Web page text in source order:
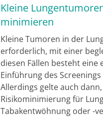
Kleine
minimieren
Kleine Tumoren in der
erforderlich, mit einer
diesen Fällen besteht eine
Einführung des
Allerdings gelte auch
Risikominimierung für
Tabakentwöhnung oder -